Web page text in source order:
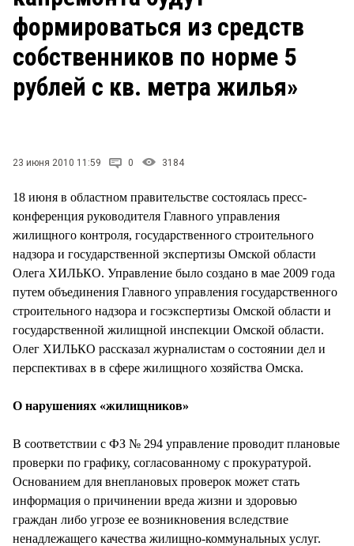
формироваться из средств
собственников по норме 5
рублей с кв. метра жилья»
23 июня 2010 11:59 0 3184
18 июня в областном правительстве состоялась пресс-
конференция руководителя Главного управления
жилищного контроля, государственного строительного
надзора и государственной экспертизы Омской области
Олега ХИЛЬКО. Управление было создано в мае 2009 года
путем объединения Главного управления государственного
строительного надзора и госэкспертизы Омской области и
государственной жилищной инспекции Омской области.
Олег ХИЛЬКО рассказал журналистам о состоянии дел и
перспективах в в сфере жилищного хозяйства Омска.
О нарушениях «жилищников»
В соответствии с ФЗ № 294 управление проводит плановые
проверки по графику, согласованному с прокуратурой.
Основанием для внеплановых проверок может стать
информация о причинении вреда жизни и здоровью
граждан либо угрозе ее возникновения вследствие
ненадлежащего качества жилищно-коммунальных услуг.